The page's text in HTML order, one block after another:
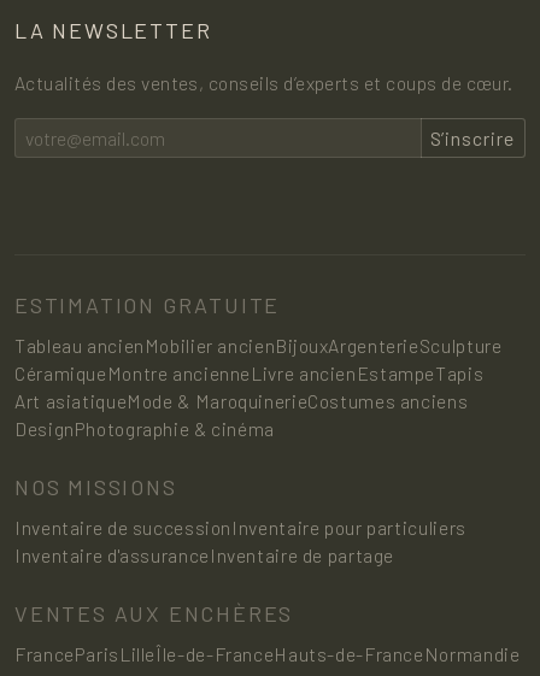
LA NEWSLETTER
Actualités des ventes, conseils d’experts et coups de cœur.
S’inscrire
ESTIMATION GRATUITE
Tableau ancien Mobilier ancienBijouxArgenterieSculpture
Céramique Montre ancienne Livre ancien EstampeTapis
Art asiatiqueMode & MaroquinerieCostumes anciens
DesignPhotographie & cinéma
NOS MISSIONS
Inventaire de succession Inventaire pour particuliers
Inventaire d'assurance Inventaire de partage
VENTES AUX ENCHÈRES
FranceParis LilleÎle-de-FranceHauts-de-France Normandie